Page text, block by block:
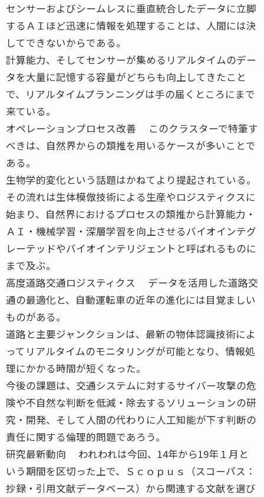
センサーおよびシームレスに垂直統合したデータに立脚
するＡＩほど迅速に情報を処理することは、人間には決
してできないからである。
計算能力、そしてセンサーが集めるリアルタイムのデー
タを大量に記憶する容量がどちらも向上してきたこと
で、リアルタイムプランニングは手の届くところにまで
来ている。
オペレーションプロセス改善 このクラスターで特筆す
べきは、自然界からの類推を用いるケースが多いことで
ある。
生物学的変化という話題はかねてより提起されている。
その流れは生体模倣技術による生産やロジスティクスに
始まり、自然界におけるプロセスの類推から計算能力・
ＡＩ・機械学習・深層学習を向上させるバイオインテグ
レーテッドやバイオインテリジェントと呼ばれるものに
まで及ぶ。
高度道路交通ロジスティクス データを活用した道路交
通の最適化と、自動運転車の近年の進化には目覚ましい
ものがある。
道路と主要ジャンクションは、最新の物体認識技術によ
ってリアルタイムのモニタリングが可能となり、情報処
理にかかる時間が短くなった。
今後の課題は、交通システムに対するサイバー攻撃の危
険や不自然な判断を低減・除去するソリューションの研
究・開発、そして人間の代わりに人工知能が下す判断の
責任に関する倫理的問題であろう。
研究最新動向 われわれは今回、14年から19年１月と
いう期間を区切った上で、Ｓｃｏｐｕｓ（スコーパス：
抄録・引用文献データベース）から関連する文献を選び